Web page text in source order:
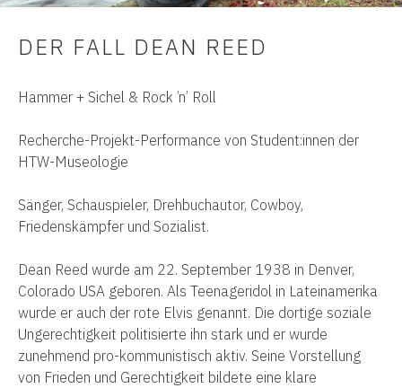
DER FALL DEAN REED
Hammer + Sichel & Rock ’n’ Roll
Recherche-Projekt-Performance von Student:innen der
HTW-Museologie
Sänger, Schauspieler, Drehbuchautor, Cowboy,
Friedenskämpfer und Sozialist.
Dean Reed wurde am 22. September 1938 in Denver,
Colorado USA geboren. Als Teenageridol in Lateinamerika
wurde er auch der rote Elvis genannt. Die dortige soziale
Ungerechtigkeit politisierte ihn stark und er wurde
zunehmend pro-kommunistisch aktiv. Seine Vorstellung
von Frieden und Gerechtigkeit bildete eine klare